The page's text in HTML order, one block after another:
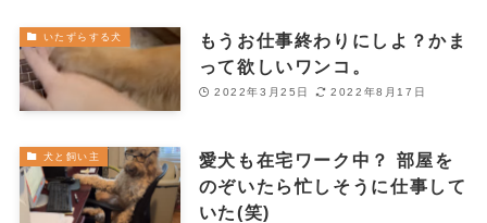
いたずらする犬
もうお仕事終わりにしよ？かま
って欲しいワンコ。
2022年3月25日 2022年8月17日
犬と飼い主
愛犬も在宅ワーク中？ 部屋を
のぞいたら忙しそうに仕事して
いた(笑)